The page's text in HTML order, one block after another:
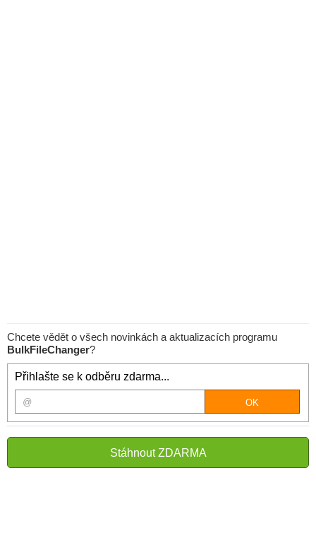
Chcete vědět o všech novinkách a aktualizacích programu
BulkFileChanger?
Přihlašte se k odběru zdarma...
Stáhnout ZDARMA